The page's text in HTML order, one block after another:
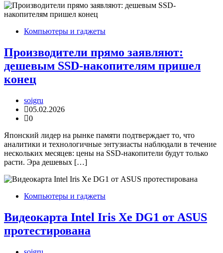
Компьютеры и гаджеты
Производители прямо заявляют:
дешевым SSD-накопителям пришел
конец
soigru
05.02.2026
0
Японский лидер на рынке памяти подтверждает то, что
аналитики и технологичные энтузиасты наблюдали в течение
нескольких месяцев: цены на SSD-накопители будут только
расти. Эра дешевых […]
Компьютеры и гаджеты
Видеокарта Intel Iris Xe DG1 от ASUS
протестирована